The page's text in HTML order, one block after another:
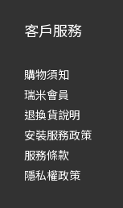
客戶服務
購物須知
瑞米會員
退換貨說明
安裝服務政策
服務條款
隱私權政策